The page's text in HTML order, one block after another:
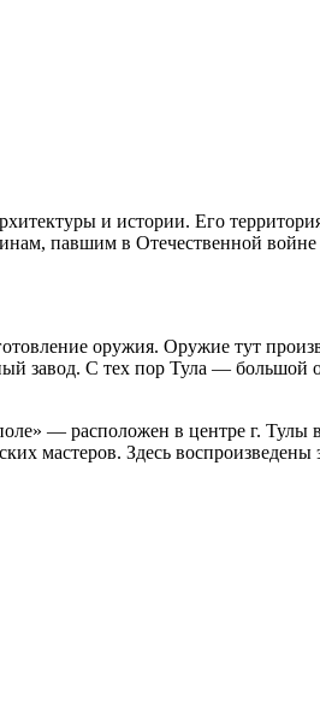
и истории. Его
павшим в Отечественной
оружия. Оружие тут
завод. С тех пор Тула — большой
— расположен в центре г. Тулы
мастеров. Здесь